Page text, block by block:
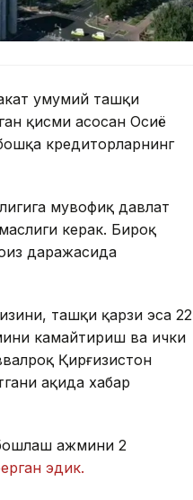
умумий ташқи
қисми асосан Осиё
кредиторларнинг
мувофиқ давлат
керак. Бироқ
даражасида
ташқи қарзи эса 22
камайтириш ва ички
Қирғизистон
ҳақида хабар
ҳажмини 2
эдик.